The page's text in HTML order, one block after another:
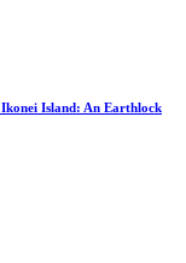
Island: An Earthlock